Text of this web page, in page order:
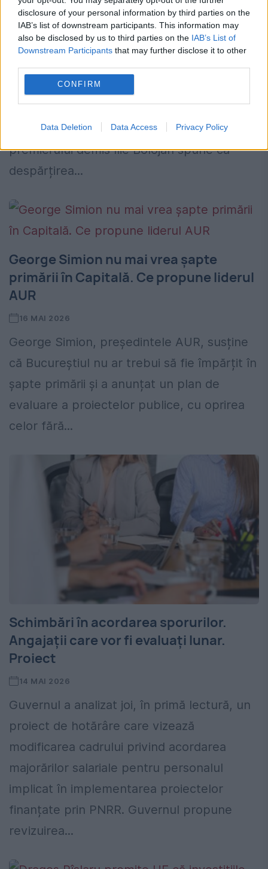
disclosure of your personal information by third parties on the
IAB’s list of downstream participants. This information may
also be disclosed by us to third parties on the IAB’s List of
Downstream Participants that may further disclose it to other
CONFIRM
Data Deletion Data Access Privacy Policy
va începe o etapă fără exclusivitate TV
23 MAI 2026
Iancu Guda a anunțat că își încheie
colaborarea cu Antena 1 și oprește
producția rubricii zilnice „IQ Financiar”.
Economistul și consilierul onorific al
premierului demis Ilie Bolojan spune că
despărțirea...
George Simion nu mai vrea șapte
primării în Capitală. Ce propune liderul
AUR
16 MAI 2026
George Simion, președintele AUR, susține
că Bucureștiul nu ar trebui să fie împărțit în
șapte primării și a anunțat un plan de
evaluare a proiectelor publice, cu oprirea
celor fără...
Schimbări în acordarea sporurilor.
Angajații care vor fi evaluați lunar.
Proiect
14 MAI 2026
Guvernul a analizat joi, în primă lectură, un
proiect de hotărâre care vizează
modificarea cadrului privind acordarea
majorărilor salariale pentru personalul
implicat în implementarea proiectelor
finanțate prin PNRR. Guvernul propune
revizuirea...